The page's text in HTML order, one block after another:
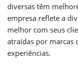
diversas têm
empresa reflete a
melhor com seus
atraídas por marcas
experiências.